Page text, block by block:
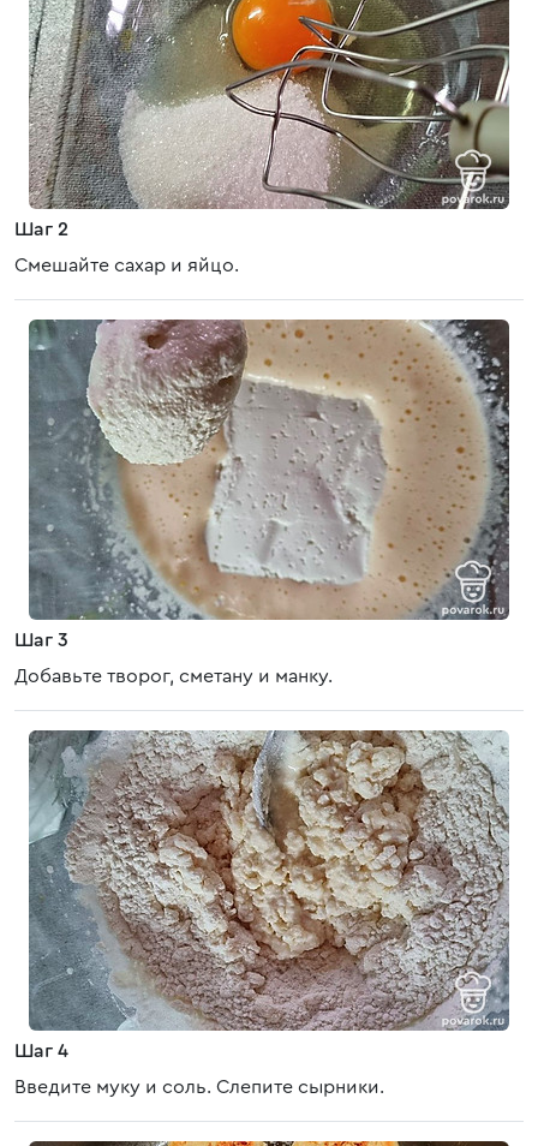
Шаг 2
Смешайте сахар и яйцо.
Шаг 3
Добавьте творог, сметану и манку.
Шаг 4
Введите муку и соль. Слепите сырники.